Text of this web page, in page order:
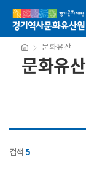
문화유산
문화유산
검색 5